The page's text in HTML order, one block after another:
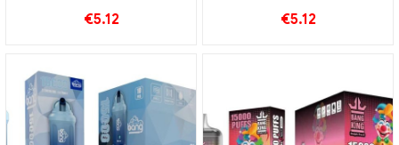
sladkosť jabĺk
€5.12
Osviežujúci chuťový
€5.12